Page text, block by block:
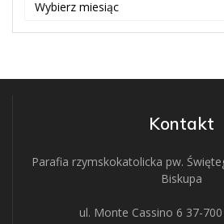
Kontakt
Parafia rzymskokatolicka pw.
Biskupa
ul. Monte Cassino 6 37-700